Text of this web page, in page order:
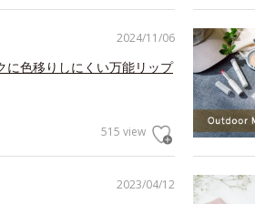
2024/11/06
に色移りしにくい万能リップ
515 view
2023/04/12